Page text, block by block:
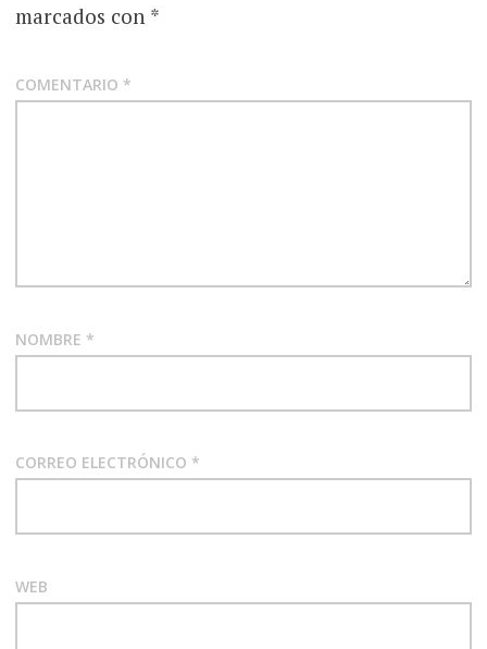
marcados con *
COMENTARIO *
NOMBRE *
CORREO ELECTRÓNICO *
WEB